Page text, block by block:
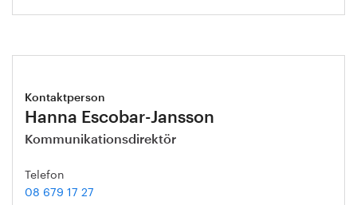
Kontaktperson
Hanna Escobar-Jansson
Kommunikationsdirektör
Telefon
08 679 17 27